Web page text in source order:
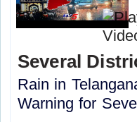
Several
Rain in
Warning for